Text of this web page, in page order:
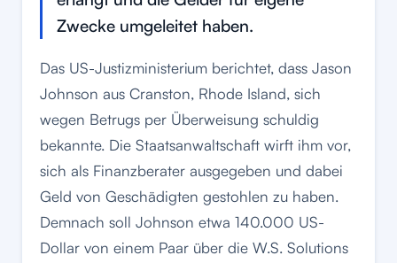
Zwecke umgeleitet haben.
Das US-Justizministerium berichtet, dass Jason
Johnson aus Cranston, Rhode Island, sich
wegen Betrugs per Überweisung schuldig
bekannte. Die Staatsanwaltschaft wirft ihm vor,
sich als Finanzberater ausgegeben und dabei
Geld von Geschädigten gestohlen zu haben.
Demnach soll Johnson etwa 140.000 US-
Dollar von einem Paar über die W.S. Solutions